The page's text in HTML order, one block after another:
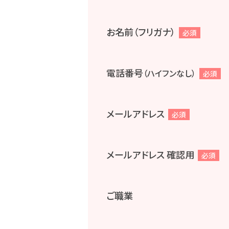
お名前（フリガナ） 必須
電話番号 （ハイフンなし） 必須
メールアドレス 必須
メールアドレス 確認用 必須
ご職業